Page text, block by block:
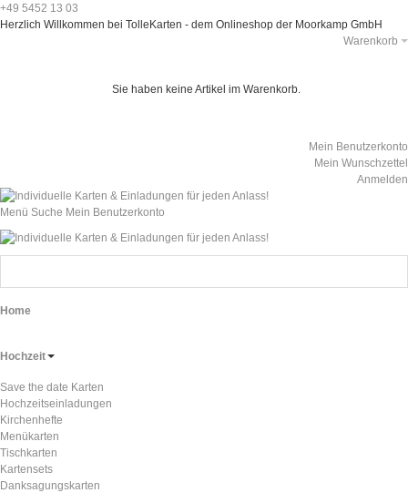
+49 5452 13 03
Herzlich Willkommen bei TolleKarten - dem Onlineshop der Moorkamp GmbH
Warenkorb
Sie haben keine Artikel im Warenkorb.
Mein Benutzerkonto
Mein Wunschzettel
Anmelden
Menü Suche Mein Benutzerkonto
Home
Hochzeit
Save the date Karten
Hochzeitseinladungen
Kirchenhefte
Menükarten
Tischkarten
Kartensets
Danksagungskarten